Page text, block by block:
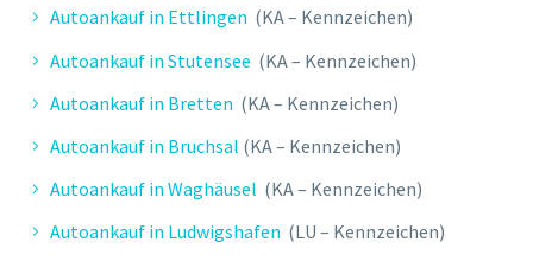
Autoankauf in Ettlingen (KA – Kennzeichen)
Autoankauf in Stutensee (KA – Kennzeichen)
Autoankauf in Bretten (KA – Kennzeichen)
Autoankauf in Bruchsal (KA – Kennzeichen)
Autoankauf in Waghäusel (KA – Kennzeichen)
Autoankauf in Ludwigshafen (LU – Kennzeichen)